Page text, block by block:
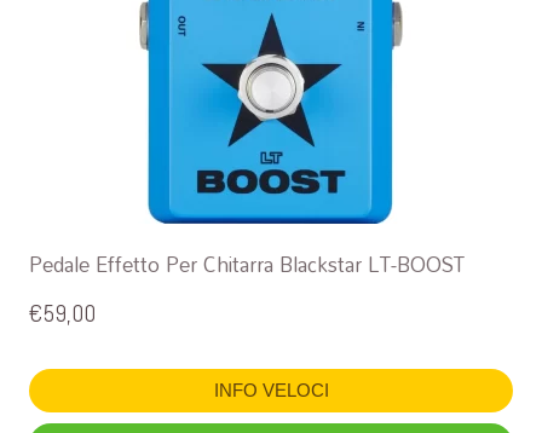
Pedale Effetto Per Chitarra Blackstar LT-BOOST
€59,00
INFO VELOCI